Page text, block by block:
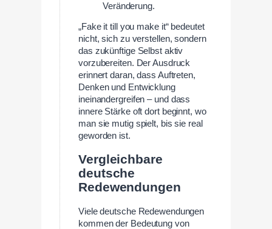
Veränderung.
„Fake it till you make it“ bedeutet
nicht, sich zu verstellen, sondern
das zukünftige Selbst aktiv
vorzubereiten. Der Ausdruck
erinnert daran, dass Auftreten,
Denken und Entwicklung
ineinandergreifen – und dass
innere Stärke oft dort beginnt, wo
man sie mutig spielt, bis sie real
geworden ist.
Vergleichbare
deutsche
Redewendungen
Viele deutsche Redewendungen
kommen der Bedeutung von